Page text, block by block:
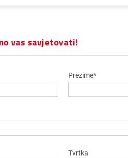
vas savjetovati!
Prezime*
Tvrtka